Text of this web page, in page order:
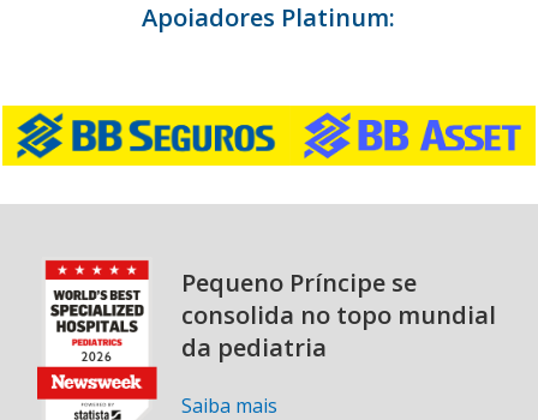
Apoiadores Platinum:
Pequeno Príncipe se
consolida no topo mundial
da pediatria
Saiba mais